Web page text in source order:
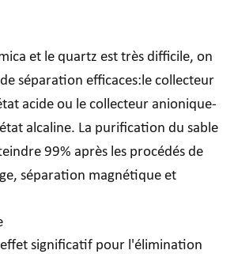
et le quartz est très difficile, on
séparation efficaces:le collecteur
acide ou le collecteur anionique-
alcaline. La purification du sable
99% après les procédés de
séparation magnétique et
effet significatif pour l'élimination